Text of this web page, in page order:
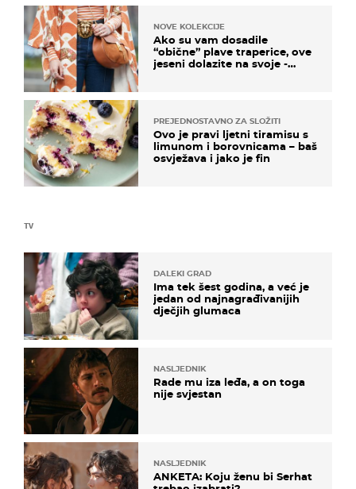
TV
DALEKI GRAD
Ima tek šest godina, a već je
jedan od najnagrađivanijih
dječjih glumaca
NASLJEDNIK
Rade mu iza leđa, a on toga
nije svjestan
NASLJEDNIK
ANKETA: Koju ženu bi Serhat
NOVE KOLEKCIJE
Ako su vam dosadile
“obične” plave traperice, ove
jeseni dolazite na svoje -
PREJEDNOSTAVNO ZA SLOŽITI
Ovo je pravi ljetni tiramisu s
limunom i borovnicama – baš
osvježava i jako je fin